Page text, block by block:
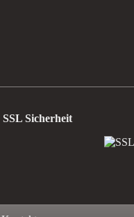
SSL Sicherheit